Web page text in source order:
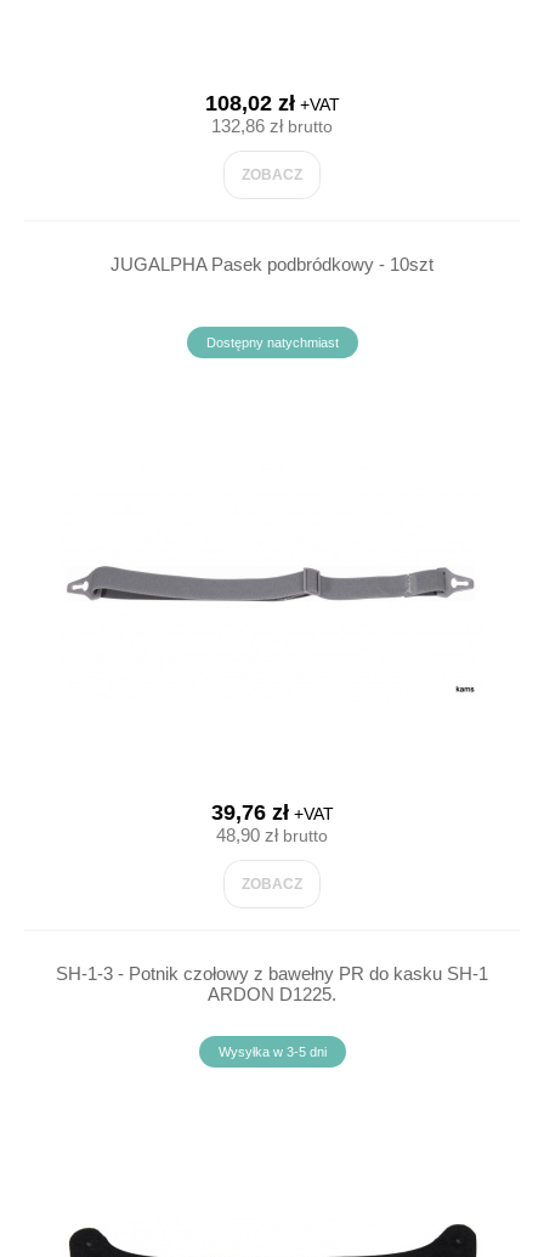
108,02 zł+VAT
132,86 złbrutto
ZOBACZ
JUGALPHA Pasek podbródkowy - 10szt
Dostępny natychmiast
39,76 zł+VAT
48,90 złbrutto
ZOBACZ
SH-1-3 - Potnik czołowy z bawełny PR do kasku SH-1
ARDON D1225.
Wysyłka w 3-5 dni